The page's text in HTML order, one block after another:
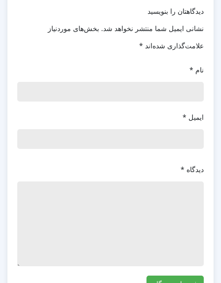
دیدگاهتان را بنویسید
نشانی ایمیل شما منتشر نخواهد شد. بخش‌های موردنیاز
علامت‌گذاری شده‌اند *
نام *
ایمیل *
دیدگاه *